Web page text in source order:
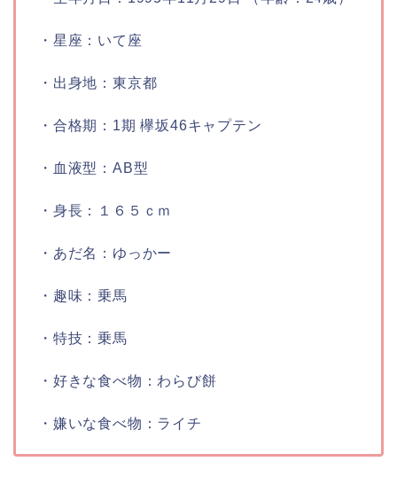
・星座： いて座
・出身地： 東京都
・合格期： 1期 欅坂46キャプテン
・血液型： AB型
・身長： １６５ｃｍ
・あだ名： ゆっかー
・趣味： 乗馬
・特技： 乗馬
・好きな食べ物： わらび餅
・嫌いな食べ物： ライチ